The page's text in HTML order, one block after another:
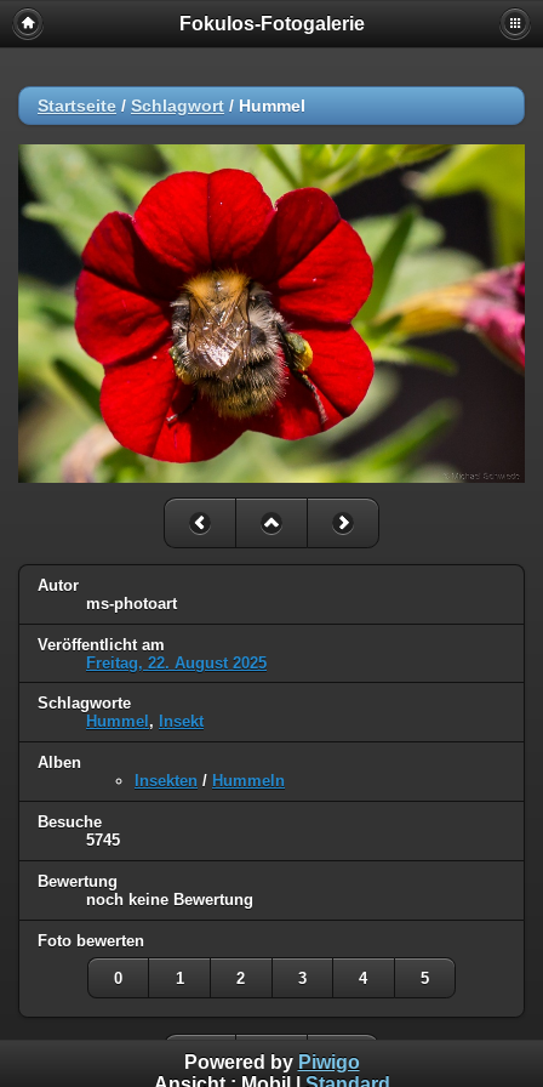
Fokulos-Fotogalerie
Startseite / Schlagwort / Hummel
Autor
ms-photoart
Veröffentlicht am
Freitag, 22. August 2025
Schlagworte
Hummel , Insekt
Alben
Insekten / Hummeln
Besuche
5745
Bewertung
noch keine Bewertung
Foto bewerten
0 1 2 3 4 5
Powered by Piwigo